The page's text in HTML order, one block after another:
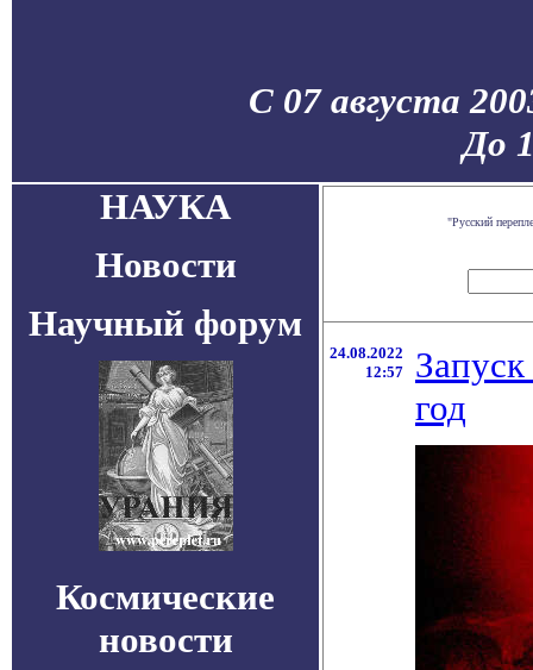
С 07 августа
До
НАУКА
Новости
Научный форум
Космические
новости
"Русский
24.08.2022
12:57
год